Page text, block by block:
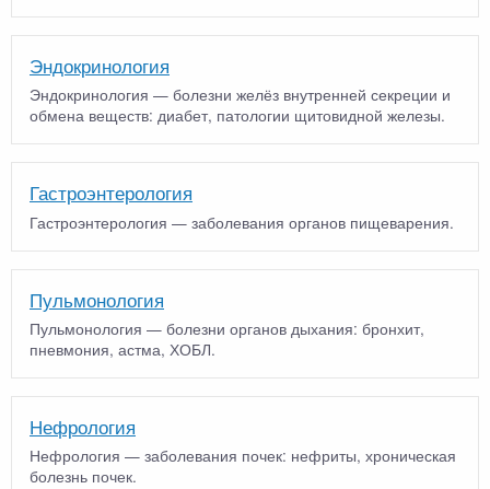
Эндокринология
Эндокринология — болезни желёз внутренней секреции и
обмена веществ: диабет, патологии щитовидной железы.
Гастроэнтерология
Гастроэнтерология — заболевания органов пищеварения.
Пульмонология
Пульмонология — болезни органов дыхания: бронхит,
пневмония, астма, ХОБЛ.
Нефрология
Нефрология — заболевания почек: нефриты, хроническая
болезнь почек.